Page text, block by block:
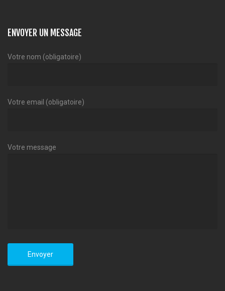
ENVOYER UN MESSAGE
Votre nom (obligatoire)
Votre email (obligatoire)
Votre message